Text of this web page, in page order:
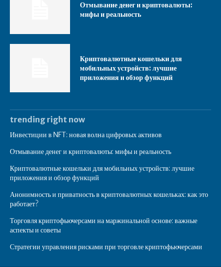
Отмывание денег и криптовалюты:
мифы и реальность
Криптовалютные кошельки для
мобильных устройств: лучшие
приложения и обзор функций
trending right now
Инвестиции в NFT: новая волна цифровых активов
Отмывание денег и криптовалюты: мифы и реальность
Криптовалютные кошельки для мобильных устройств: лучшие
приложения и обзор функций
Анонимность и приватность в криптовалютных кошельках: как это
работает?
Торговля криптофьючерсами на маржинальной основе: важные
аспекты и советы
Стратегии управления рисками при торговле криптофьючерсами